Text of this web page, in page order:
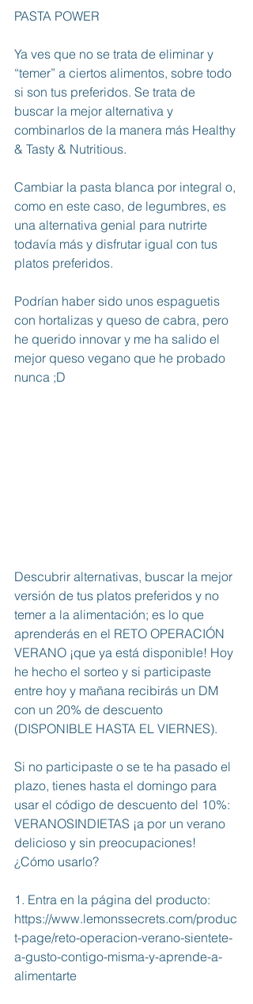
PASTA POWER
Ya ves que no se trata de eliminar y
“temer” a ciertos alimentos, sobre todo
si son tus preferidos. Se trata de
buscar la mejor alternativa y
combinarlos de la manera más Healthy
& Tasty & Nutritious.
Cambiar la pasta blanca por integral o,
como en este caso, de legumbres, es
una alternativa genial para nutrirte
todavía más y disfrutar igual con tus
platos preferidos.
Podrían haber sido unos espaguetis
con hortalizas y queso de cabra, pero
he querido innovar y me ha salido el
mejor queso vegano que he probado
nunca ;D
Descubrir alternativas, buscar la mejor
versión de tus platos preferidos y no
temer a la alimentación; es lo que
aprenderás en el RETO OPERACIÓN
VERANO ¡que ya está disponible! Hoy
he hecho el sorteo y si participaste
entre hoy y mañana recibirás un DM
con un 20% de descuento
(DISPONIBLE HASTA EL VIERNES).
Si no participaste o se te ha pasado el
plazo, tienes hasta el domingo para
usar el código de descuento del 10%:
VERANOSINDIETAS ¡a por un verano
delicioso y sin preocupaciones!
¿Cómo usarlo?
1. Entra en la página del producto:
https://www.lemonssecrets.com/produc
t-page/reto-operacion-verano-sientete-
a-gusto-contigo-misma-y-aprende-a-
alimentarte